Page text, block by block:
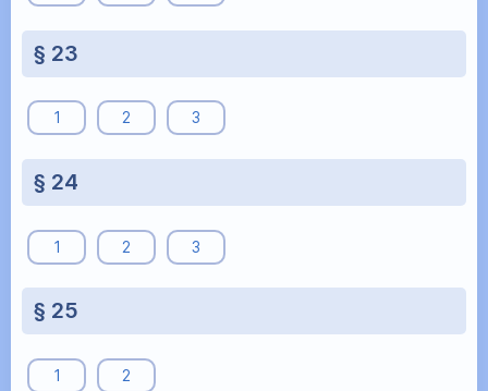
§ 23
1 2 3
§ 24
1 2 3
§ 25
1 2